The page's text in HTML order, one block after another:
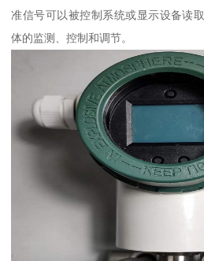
准信号可以被控制系统或显示设备读
体的监测、控制和调节。